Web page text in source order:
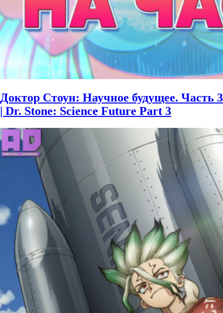
Доктор Стоун: Научное будущее. Часть 3
| Dr. Stone: Science Future Part 3